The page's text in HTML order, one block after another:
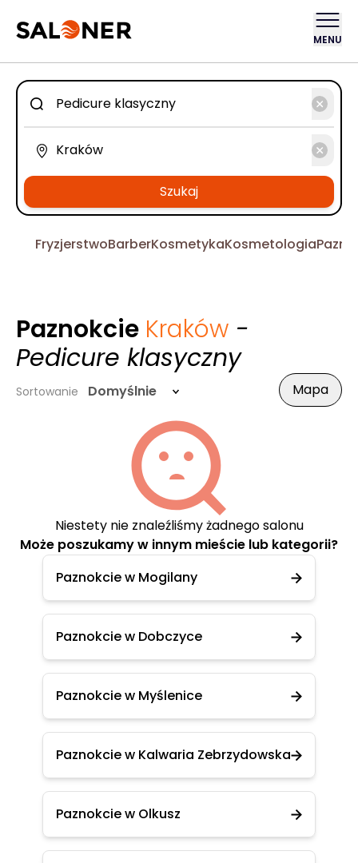
MENU
Szukaj
FryzjerstwoBarberKosmetykaKosmetologia
Paznokcie Kraków -
Pedicure klasyczny
Sortowanie Domyślnie Mapa
Niestety nie znaleźliśmy żadnego salonu
Może poszukamy w innym mieście lub kategorii?
Paznokcie w Mogilany
Paznokcie w Dobczyce
Paznokcie w Myślenice
Paznokcie w Kalwaria Zebrzydowska
Paznokcie w Olkusz